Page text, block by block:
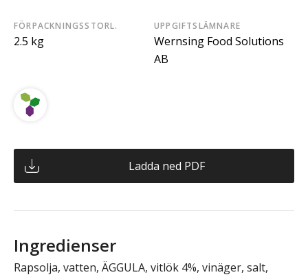
FÖRPACKNINGSSTORL.
2.5 kg
UPPGIFTSLÄMNARE
Wernsing Food Solutions
AB
Ladda ned PDF
Ingredienser
Rapsolja, vatten, ÄGGULA, vitlök 4%, vinäger, salt,